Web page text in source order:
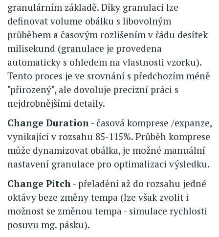
granulárním základě. Díky granulaci lze
definovat volume obálku s libovolným
průběhem a časovým rozlišením v řádu desítek
milisekund (granulace je provedena
automaticky s ohledem na vlastnosti vzorku).
Tento proces je ve srovnání s předchozím méně
"přirozený", ale dovoluje precizní práci s
nejdrobnějšími detaily.
Change Duration - časová komprese /expanze,
vynikající v rozsahu 85-115%. Průběh komprese
může dynamizovat obálka, je možné manuální
nastavení granulace pro optimalizaci výsledku.
Change Pitch - přeladění až do rozsahu jedné
oktávy beze změny tempa (lze však zvolit i
možnost se změnou tempa - simulace rychlosti
posuvu mg. pásku).